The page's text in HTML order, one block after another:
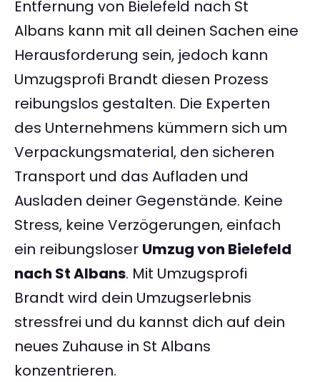
Entfernung von Bielefeld nach St
Albans kann mit all deinen Sachen eine
Herausforderung sein, jedoch kann
Umzugsprofi Brandt diesen Prozess
reibungslos gestalten. Die Experten
des Unternehmens kümmern sich um
Verpackungsmaterial, den sicheren
Transport und das Aufladen und
Ausladen deiner Gegenstände. Keine
Stress, keine Verzögerungen, einfach
ein reibungsloser Umzug von Bielefeld
nach St Albans. Mit Umzugsprofi
Brandt wird dein Umzugserlebnis
stressfrei und du kannst dich auf dein
neues Zuhause in St Albans
konzentrieren.